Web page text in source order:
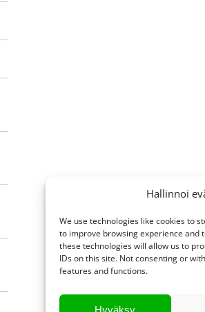
Hallinnoi
We use technologies like cookies to
to improve browsing experience and
these technologies will allow us to
IDs on this site. Not consenting or
features and functions.
Hyväksy